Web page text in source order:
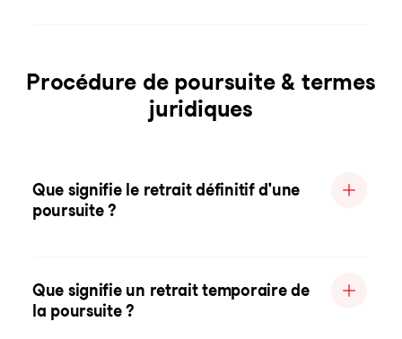
Procédure de poursuite & termes
juridiques
Que signifie le retrait définitif d'une
poursuite ?
Que signifie un retrait temporaire de
la poursuite ?